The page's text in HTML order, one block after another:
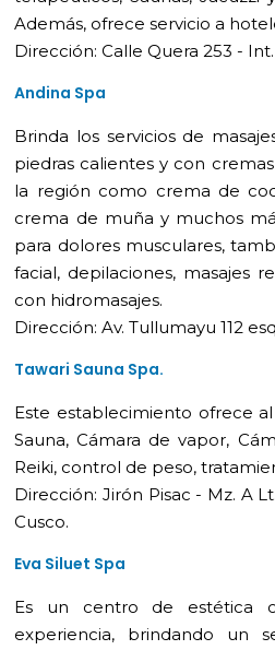
Además, ofrece servicio a
Dirección: Calle Quera 253 -
Andina Spa
Brinda los servicios de
piedras calientes y con
la región como crema de
crema de muña y muchos
para dolores musculares,
facial, depilaciones, masajes
con hidromasajes.
Dirección: Av. Tullumayu 112
Tawari Sauna Spa.
Este establecimiento ofrece
Sauna, Cámara de vapor,
Reiki, control de peso,
Dirección: Jirón Pisac - Mz. A
Cusco.
Eva Siluet Spa
Es un centro de estética
experiencia, brindando un